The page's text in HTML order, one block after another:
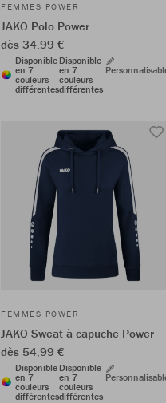
FEMMES POWER
JAKO Polo Power
dès 34,99 €
Disponible
en 7
couleurs
différentes
Disponible
en 7
couleurs
différentes
FEMMES POWER
JAKO Sweat à capuche Power
dès 54,99 €
Disponible
en 7
couleurs
différentes
Disponible
en 7
couleurs
différentes